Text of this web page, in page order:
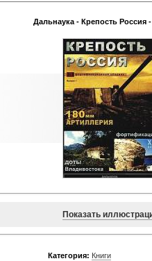
Дальнаука - Крепость Россия
Показать
Категория: Книги